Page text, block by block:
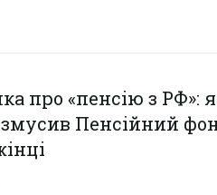
про «пенсію з РФ»:
Пенсійний